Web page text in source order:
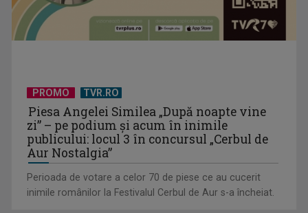
PROMO TVR.RO
Piesa Angelei Similea „După noapte vine
zi” – pe podium şi acum în inimile
publicului: locul 3 în concursul „Cerbul de
Aur Nostalgia”
Perioada de votare a celor 70 de piese ce au cucerit
inimile românilor la Festivalul Cerbul de Aur s-a încheiat.